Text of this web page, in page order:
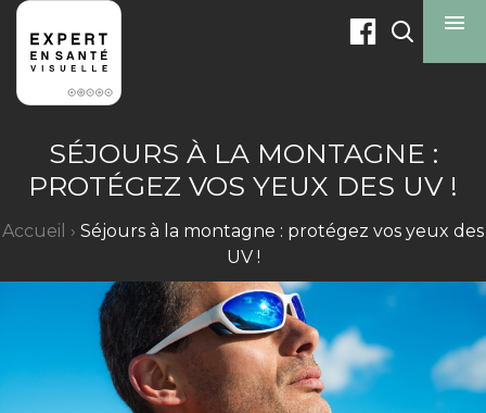
menu
SÉJOURS À LA MONTAGNE :
PROTÉGEZ VOS YEUX DES UV !
Accueil › Séjours à la montagne : protégez vos yeux des
UV !